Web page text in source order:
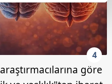
noktasında tek gelir
isteriz.
çerezlere izin vermedikleri
4
göre